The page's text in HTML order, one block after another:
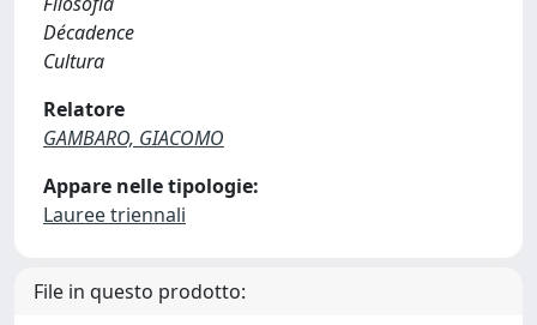
Décadence
Cultura
Relatore
GAMBARO, GIACOMO
Appare nelle tipologie:
Lauree triennali
File in questo prodotto: